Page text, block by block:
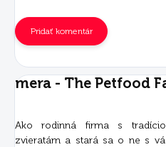
Pridať komentár
mera - The Petfood
Ako rodinná firma s
zvieratám a stará sa o ne s